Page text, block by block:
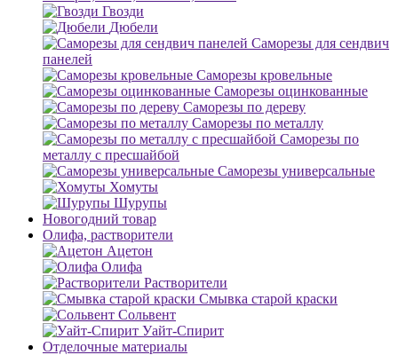
Гвозди
Дюбели
Саморезы для сендвич
панелей
Саморезы кровельные
Саморезы оцинкованные
Саморезы по дереву
Саморезы по металлу
Саморезы по
металлу с пресшайбой
Саморезы универсальные
Хомуты
Шурупы
Новогодний товар
Олифа, растворители
Ацетон
Олифа
Растворители
Смывка старой краски
Сольвент
Уайт-Спирит
Отделочные материалы